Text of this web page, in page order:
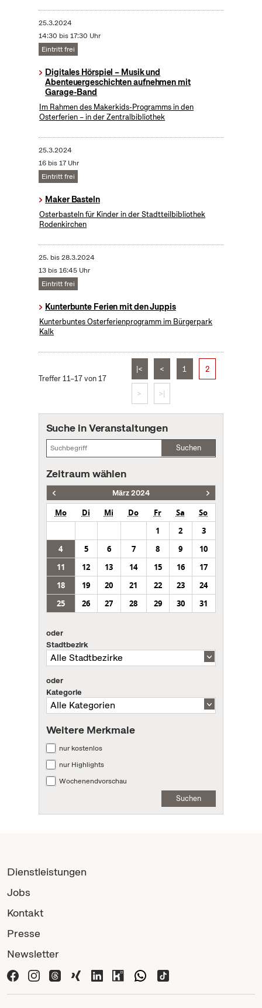
25.3.2024
14:30 bis 17:30 Uhr
Eintritt frei
Digitales Hörspiel – Musik und
Abenteuergeschichten aufnehmen mit
Garage-Band
Im Rahmen des Makerkids-Programms in den
Osterferien – in der Zentralbibliothek
25.3.2024
16 bis 17 Uhr
Eintritt frei
Maker Basteln
Osterbasteln für Kinder in der Stadtteilbibliothek
Rodenkirchen
25. bis28.3.2024
13 bis 16:45 Uhr
Eintritt frei
Kunterbunte Ferien mit den Juppis
Kunterbuntes Osterferienprogramm im Bürgerpark
Kalk
Treffer 11–17 von 17
|< < 1 2
> >|
Suche in Veranstaltungen
Suchen
Zeitraum wählen
März 2024
Mo Di Mi Do Fr Sa
So
1
2
3
4
5 6 7 8 9
10
11
12 13 14 15 16
17
18
19 20 21 22 23
24
25
26 27 28 29 30 31
oder
Stadtbezirk
oder
Kategorie
Weitere Merkmale
nur kostenlos
nur Highlights
Wochenendvorschau
Suchen
Dienstleistungen
Jobs
Kontakt
Presse
Newsletter